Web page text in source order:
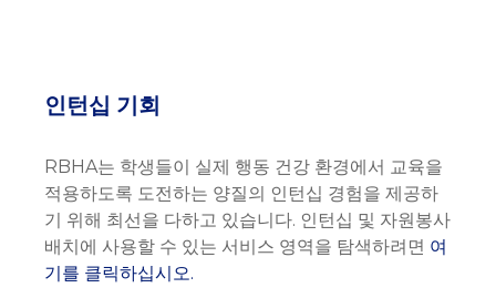
인턴십 기회
RBHA는 학생들이 실제 행동 건강 환경에서 교육을
적용하도록 도전하는 양질의 인턴십 경험을 제공하
기 위해 최선을 다하고 있습니다. 인턴십 및 자원봉사
배치에 사용할 수 있는 서비스 영역을 탐색하려면 여
기를 클릭하십시오.